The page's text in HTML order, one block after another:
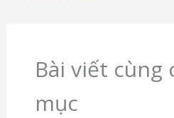
Bài viết cùng
mục